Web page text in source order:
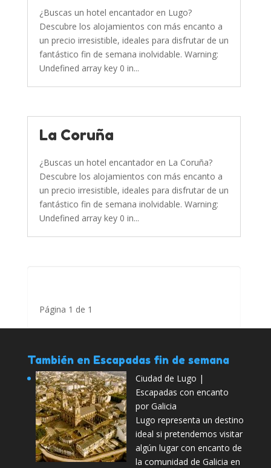
¿Buscas un hotel encantador en Lugo?
Descubre los alojamientos con más encanto a
un precio irresistible, ideales para disfrutar de un
fantástico fin de semana inolvidable. Warning:
Undefined array key 0 in...
La Coruña
¿Buscas un hotel encantador en La Coruña?
Descubre los alojamientos con más encanto a
un precio irresistible, ideales para disfrutar de un
fantástico fin de semana inolvidable. Warning:
Undefined array key 0 in...
Página 1 de 1
También en Escapadas fin de semana
Ciudad de Lugo |
Escapadas con encanto
por Galicia
Lugo representa un destino
ideal si pretendemos visitar
algún lugar con encanto de
la comunidad de Galicia en